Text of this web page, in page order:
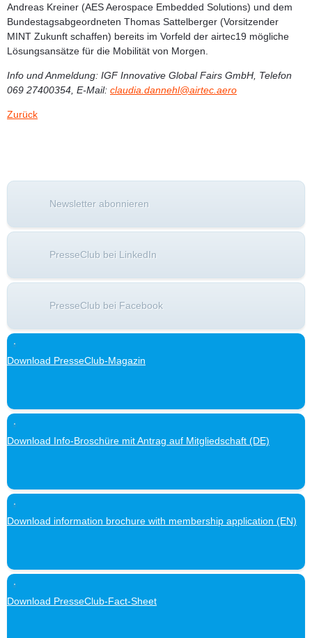
Andreas Kreiner (AES Aerospace Embedded Solutions) und dem
Bundestagsabgeordneten Thomas Sattelberger (Vorsitzender
MINT Zukunft schaffen) bereits im Vorfeld der airtec19 mögliche
Lösungsansätze für die Mobilität von Morgen.
Info und Anmeldung: IGF Innovative Global Fairs GmbH, Telefon
069 27400354, E-Mail: claudia.dannehl@airtec.aero
Zurück
Newsletter abonnieren
PresseClub bei LinkedIn
PresseClub bei Facebook
Download PresseClub-Magazin
Download Info-Broschüre mit Antrag auf Mitgliedschaft (DE)
Download information brochure with membership application (EN)
Download PresseClub-Fact-Sheet